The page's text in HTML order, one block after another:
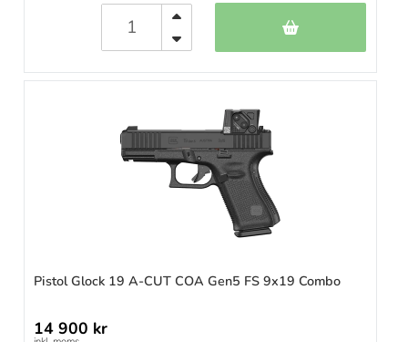
Pistol Glock 19 A-CUT COA Gen5 FS 9x19 Combo
14 900 kr